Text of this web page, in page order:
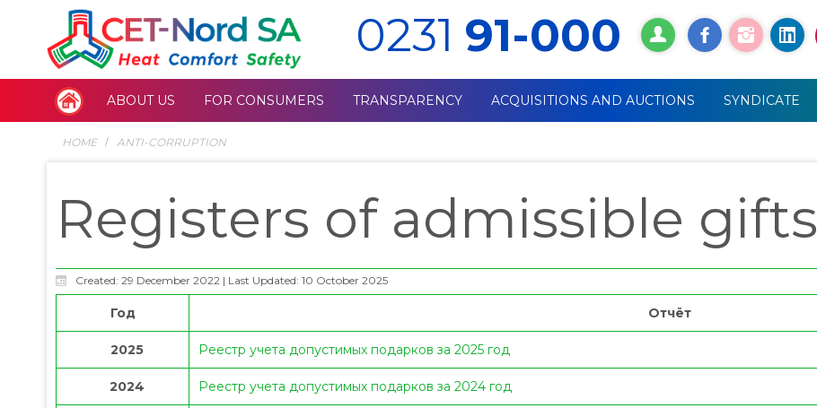
0231 91-000
ABOUT US FOR CONSUMERS TRANSPARENCY ACQUISITIONS AND AUCTIONS SYNDICATE
HOME ANTI-CORRUPTION
Registers of admissible gifts
Created: 29 December 2022 | Last Updated: 10 October 2025
Год Отчёт
2025 Реестр учета допустимых подарков за 2025 год
2024 Реестр учета допустимых подарков за 2024 год